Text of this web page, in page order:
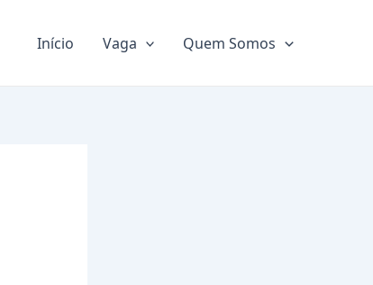
Início Vaga Quem Somos